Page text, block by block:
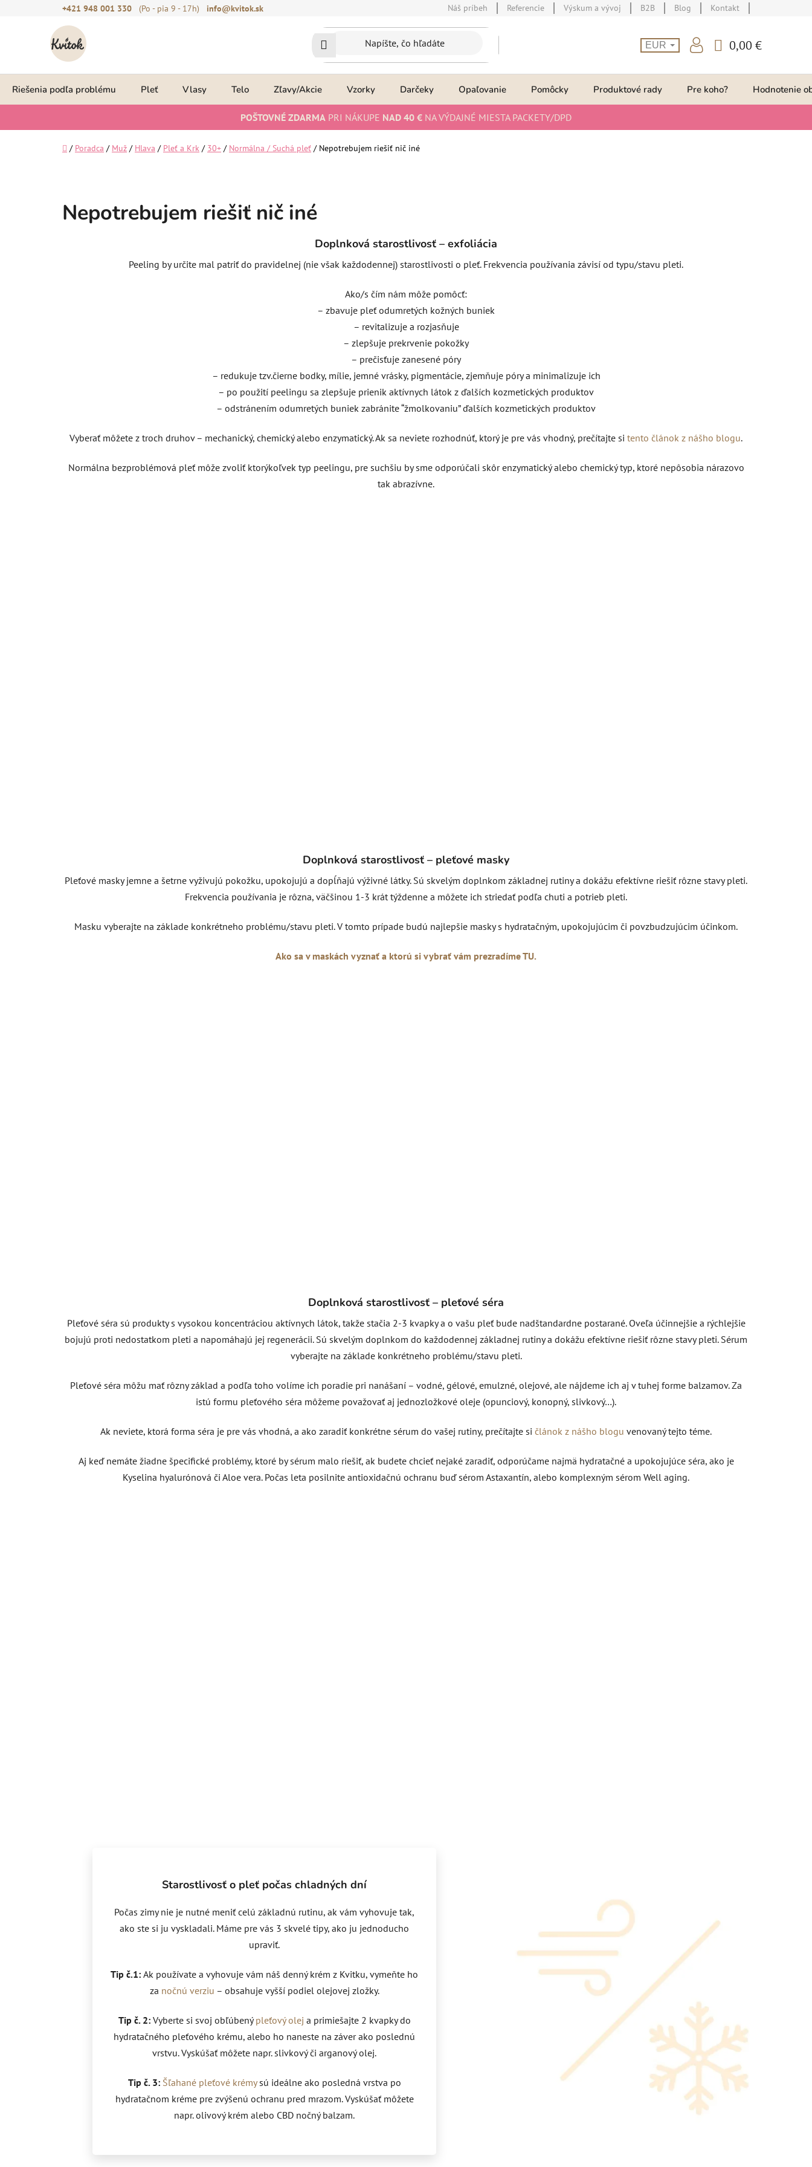
+421 948 001 330 (Po - pia 9 - 17h) info@kvitok.sk Náš príbeh Referencie Výskum a vývoj B2B Blog Kontakt
EUR
KOŠÍK
0,00 €
Riešenia podľa problému Pleť Vlasy Telo Zľavy/Akcie Vzorky Darčeky Opaľovanie Pomôcky Produktové rady Pre koho? Hodnotenie
POŠTOVNÉ ZDARMA PRI NÁKUPE NAD 40 € NA VÝDAJNÉ MIESTA PACKETY/DPD
Domov
/ Poradca / Muž / Hlava / Pleť a Krk / 30+ / Normálna / Suchá pleť / Nepotrebujem riešiť nič iné
Nepotrebujem riešiť nič iné
Doplnková starostlivosť – exfoliácia
Peeling by určite mal patriť do pravidelnej (nie však každodennej) starostlivosti o pleť. Frekvencia používania závisí od typu/stavu pleti.
Ako/s čím nám môže pomôcť:
– zbavuje pleť odumretých kožných buniek
– revitalizuje a rozjasňuje
– zlepšuje prekrvenie pokožky
– prečisťuje zanesené póry
– redukuje tzv.čierne bodky, mílie, jemné vrásky, pigmentácie, zjemňuje póry a minimalizuje ich
– po použití peelingu sa zlepšuje prienik aktívnych látok z ďalších kozmetických produktov
– odstránením odumretých buniek zabránite “žmolkovaniu” ďalších kozmetických produktov
Vyberať môžete z troch druhov – mechanický, chemický alebo enzymatický. Ak sa neviete rozhodnúť, ktorý je pre vás vhodný, prečítajte si tento článok z nášho blogu.
Normálna bezproblémová pleť môže zvoliť ktorýkoľvek typ peelingu, pre suchšiu by sme odporúčali skôr enzymatický alebo chemický typ, ktoré nepôsobia nárazovo
tak abrazívne.
Doplnková starostlivosť – pleťové masky
Pleťové masky jemne a šetrne vyživujú pokožku, upokojujú a dopĺňajú výživné látky. Sú skvelým doplnkom základnej rutiny a dokážu efektívne riešiť rôzne stavy pleti.
Frekvencia používania je rôzna, väčšinou 1-3 krát týždenne a môžete ich striedať podľa chuti a potrieb pleti.
Masku vyberajte na základe konkrétneho problému/stavu pleti. V tomto prípade budú najlepšie masky s hydratačným, upokojujúcim či povzbudzujúcim účinkom.
Ako sa v maskách vyznať a ktorú si vybrať vám prezradíme TU.
Doplnková starostlivosť – pleťové séra
Pleťové séra sú produkty s vysokou koncentráciou aktívnych látok, takže stačia 2-3 kvapky a o vašu pleť bude nadštandardne postarané. Oveľa účinnejšie a rýchlejšie
bojujú proti nedostatkom pleti a napomáhajú jej regenerácii. Sú skvelým doplnkom do každodennej základnej rutiny a dokážu efektívne riešiť rôzne stavy pleti. Sérum
vyberajte na základe konkrétneho problému/stavu pleti.
Pleťové séra môžu mať rôzny základ a podľa toho volíme ich poradie pri nanášaní – vodné, gélové, emulzné, olejové, ale nájdeme ich aj v tuhej forme balzamov. Za
istú formu pleťového séra môžeme považovať aj jednozložkové oleje (opunciový, konopný, slivkový…).
Ak neviete, ktorá forma séra je pre vás vhodná, a ako zaradiť konkrétne sérum do vašej rutiny, prečítajte si článok z nášho blogu venovaný tejto téme.
Aj keď nemáte žiadne špecifické problémy, ktoré by sérum malo riešiť, ak budete chcieť nejaké zaradiť, odporúčame najmä hydratačné a upokojujúce séra, ako je
Kyselina hyalurónová či Aloe vera. Počas leta posilnite antioxidačnú ochranu buď sérom Astaxantín, alebo komplexným sérom Well aging.
Starostlivosť o pleť počas chladných dní
Počas zimy nie je nutné meniť celú základnú rutinu, ak vám vyhovuje tak,
ako ste si ju vyskladali. Máme pre vás 3 skvelé tipy, ako ju jednoducho
upraviť.
Tip č.1: Ak používate a vyhovuje vám náš denný krém z Kvitku, vymeňte ho
za nočnú verziu – obsahuje vyšší podiel olejovej zložky.
Tip č. 2: Vyberte si svoj obľúbený pleťový olej a primiešajte 2 kvapky do
hydratačného pleťového krému, alebo ho naneste na záver ako poslednú
vrstvu. Vyskúšať môžete napr. slivkový či arganový olej.
Tip č. 3: Šľahané pleťové krémy sú ideálne ako posledná vrstva po
hydratačnom kréme pre zvýšenú ochranu pred mrazom. Vyskúšať môžete
napr. olivový krém alebo CBD nočný balzam.